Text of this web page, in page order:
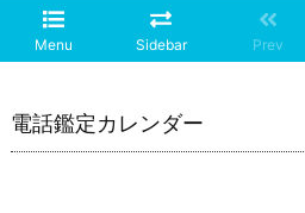
Menu Sidebar Prev
電話鑑定カレンダー